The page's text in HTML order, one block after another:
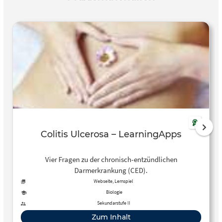
Colitis Ulcerosa – LearningApps
Vier Fragen zu der chronisch-entzündlichen
Darmerkrankung (CED).
Webseite, Lernspiel
Biologie
Sekundarstufe II
Zum Inhalt